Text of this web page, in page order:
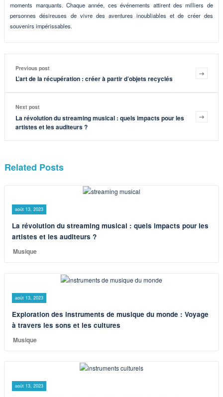
moments marquants. Chaque année, ces événements attirent des milliers de
personnes désireuses de vivre des aventures inoubliables et de créer des
souvenirs impérissables.
Previous post
L’art de la récupération : créer à partir d’objets recyclés
Next post
La révolution du streaming musical : quels impacts pour les
artistes et les auditeurs ?
Related Posts
août 13, 2023
La révolution du streaming musical : quels impacts pour les
artistes et les auditeurs ?
Musique
août 13, 2023
Exploration des instruments de musique du monde : Voyage
à travers les sons et les cultures
Musique
août 13, 2023